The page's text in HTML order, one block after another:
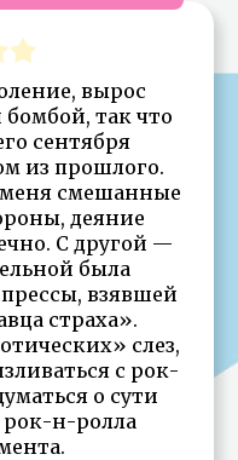
вырос
так что
сентября
из прошлого.
меня смешанные
деяние
С другой —
была
взявшей
страха».
слез,
с рок-
о сути
н-ролла